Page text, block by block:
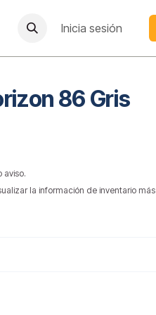
Inicia sesión
86 Gris
aviso.
la información de inventario más